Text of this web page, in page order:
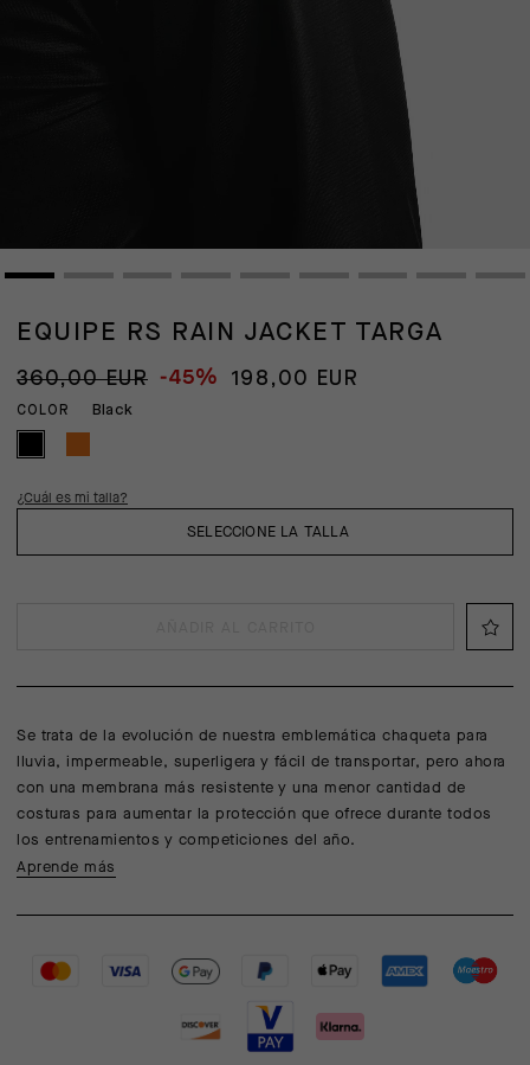
EQUIPE RS RAIN JACKET TARGA
360,00 EUR -45% 198,00 EUR
COLOR Black
SELECCIONE LA TALLA
¿Cuál es mi talla?
Se trata de la evolución de nuestra emblemática chaqueta para
lluvia, impermeable, superligera y fácil de transportar, pero ahora
con una membrana más resistente y una menor cantidad de
costuras para aumentar la protección que ofrece durante todos
los entrenamientos y competiciones del año.
Aprende más